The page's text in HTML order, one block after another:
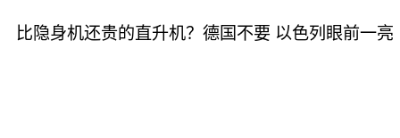
比隐身机还贵的直升机？德国不要 以色列眼前一亮